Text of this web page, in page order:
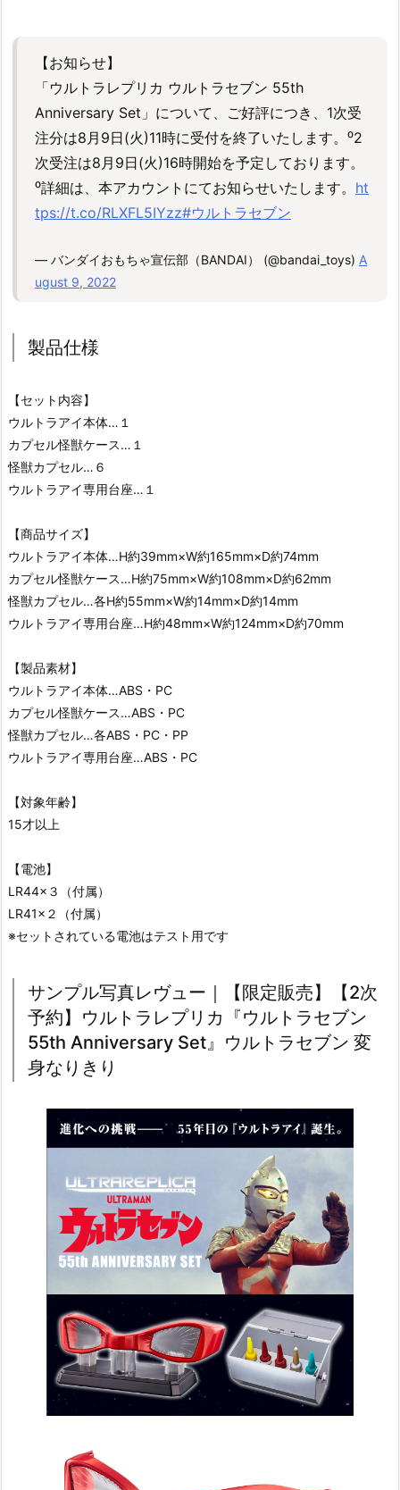
【お知らせ】
「ウルトラレプリカ ウルトラセブン 55th
Anniversary Set」について、ご好評につき、1次受
注分は8月9日(火)11時に受付を終了いたします。⁰2
次受注は8月9日(火)16時開始を予定しております。
⁰詳細は、本アカウントにてお知らせいたします。 ht
tps://t.co/RLXFL5IYzz#ウルトラセブン
— バンダイおもちゃ宣伝部（BANDAI） (@bandai_toys) A
ugust 9, 2022
製品仕様
【セット内容】
ウルトラアイ本体…１
カプセル怪獣ケース…１
怪獣カプセル…６
ウルトラアイ専用台座…１
【商品サイズ】
ウルトラアイ本体…H約39mm×W約165mm×D約74mm
カプセル怪獣ケース…H約75mm×W約108mm×D約62mm
怪獣カプセル…各H約55mm×W約14mm×D約14mm
ウルトラアイ専用台座…H約48mm×W約124mm×D約70mm
【製品素材】
ウルトラアイ本体…ABS・PC
カプセル怪獣ケース…ABS・PC
怪獣カプセル…各ABS・PC・PP
ウルトラアイ専用台座…ABS・PC
【対象年齢】
15才以上
【電池】
LR44×３（付属）
LR41×２（付属）
※セットされている電池はテスト用です
サンプル写真レヴュー｜【限定販売】【2次
予約】ウルトラレプリカ『ウルトラセブン
55th Anniversary Set』ウルトラセブン 変
身なりきり